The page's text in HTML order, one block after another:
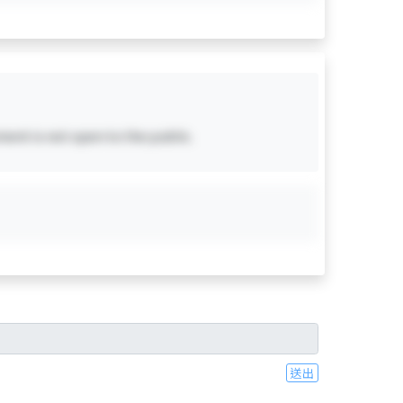
is not open to the public.
送出